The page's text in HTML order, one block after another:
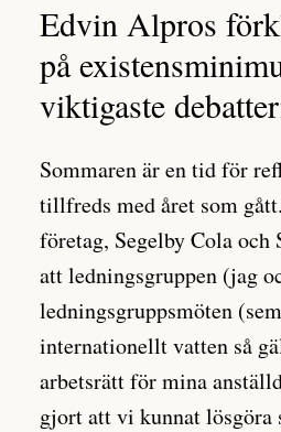
Edvin Alpros
på
viktigaste
Sommaren är en tid för
tillfreds med året som
företag, Segelby Cola och
att ledningsgruppen (jag
ledningsgruppsmöten
internationellt vatten så
arbetsrätt för mina
gjort att vi kunnat